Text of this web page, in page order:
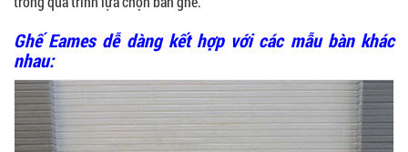
Ghế Eames dễ dàng kết hợp với các mẫu bàn khác
nhau: